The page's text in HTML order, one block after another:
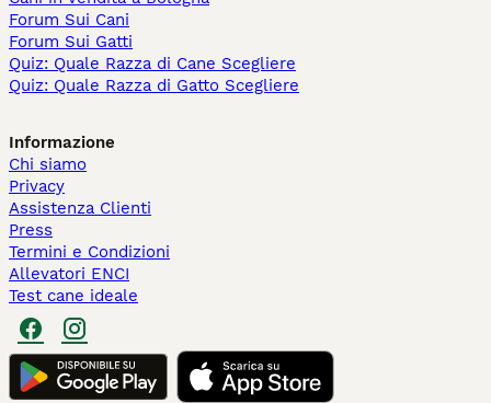
Forum Sui Cani
Forum Sui Gatti
Quiz: Quale Razza di Cane Scegliere
Quiz: Quale Razza di Gatto Scegliere
Informazione
Chi siamo
Privacy
Assistenza Clienti
Press
Termini e Condizioni
Allevatori ENCI
Test cane ideale